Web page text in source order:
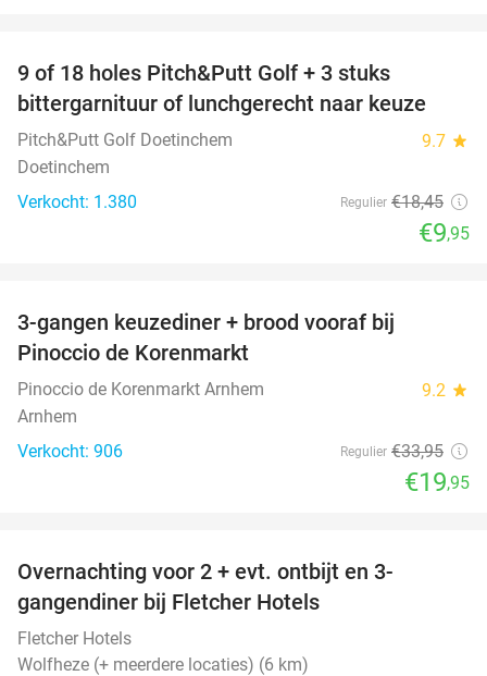
9 of 18 holes Pitch&Putt Golf + 3 stuks
bittergarnituur of lunchgerecht naar keuze
Pitch&Putt Golf Doetinchem 9.7 star
Doetinchem
Verkocht: 1.380
Regulier €18,45
€9,95
3-gangen keuzediner + brood vooraf bij
Pinoccio de Korenmarkt
Pinoccio de Korenmarkt Arnhem 9.2 star
Arnhem
Verkocht: 906
Regulier €33,95
€19,95
Overnachting voor 2 + evt. ontbijt en 3-
gangendiner bij Fletcher Hotels
Fletcher Hotels
Wolfheze (+ meerdere locaties) (6 km)